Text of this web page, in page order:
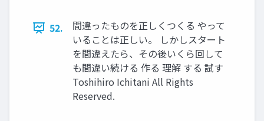
52.
間違ったものを正しくつくる やって
いることは正しい。 しかしスタート
を間違えたら、その後いくら回して
も間違い続ける 作る 理解 する 試す
Toshihiro Ichitani All Rights
Reserved.